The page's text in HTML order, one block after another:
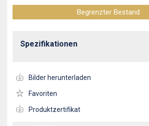
Begrenzter Bestand
Spezifikationen
Bilder herunterladen
Favoriten
Produktzertifikat